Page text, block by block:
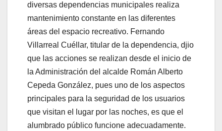
diversas dependencias municipales realiza
mantenimiento constante en las diferentes
áreas del espacio recreativo. Fernando
Villarreal Cuéllar, titular de la dependencia, djio
que las acciones se realizan desde el inicio de
la Administración del alcalde Román Alberto
Cepeda González, pues uno de los aspectos
principales para la seguridad de los usuarios
que visitan el lugar por las noches, es que el
alumbrado público funcione adecuadamente.